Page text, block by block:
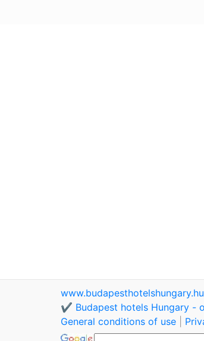
www.budapesthotelshungary.hu
✔️ Budapest hotels Hungary -
General conditions of use